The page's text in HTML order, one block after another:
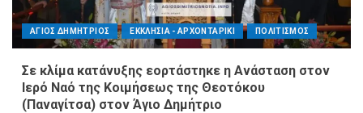
ΑΓΙΟΣ ΔΗΜΗΤΡΙΟΣ ΕΚΚΛΗΣΙΑ - ΑΡΧΟΝΤΑΡΙΚΙ ΠΟΛΙΤΙΣΜΟΣ
Σε κλίμα κατάνυξης εορτάστηκε η Ανάσταση στον
Ιερό Ναό της Κοιμήσεως της Θεοτόκου
(Παναγίτσα) στον Άγιο Δημήτριο